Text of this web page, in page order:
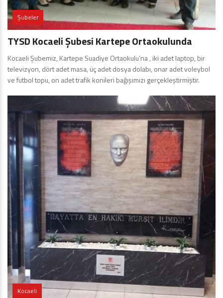
Şubeler
TYSD Kocaeli Şubesi Kartepe Ortaokulunda
Kocaeli Şubemiz, Kartepe Suadiye Ortaokulu’na , iki adet laptop, bir
televizyon, dört adet masa, üç adet dosya dolabı, onar adet voleybol
ve futbol topu, on adet trafik konileri bağışımızı gerçekleştirmiştir.
Kocaeli